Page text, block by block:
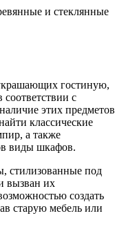
и стеклянные
гостиную,
с
этих предметов
классические
а также
виды шкафов.
стилизованные под
вызван их
создать
старую мебель или